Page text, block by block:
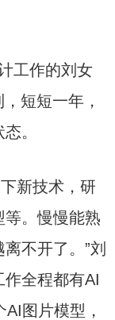
工作的刘女
短短一年，
。
下新技术，研
等。慢慢能熟
不开了。”刘
全程都有AI
图片模型，